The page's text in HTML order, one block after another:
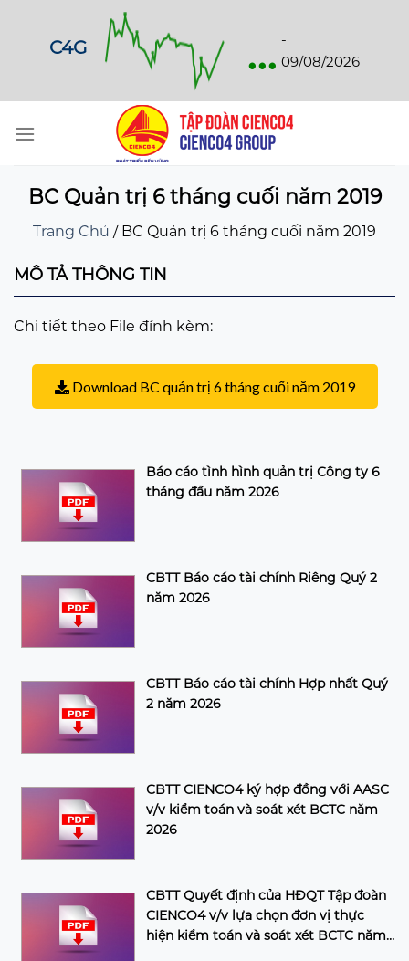
C4G ... -
09/08/2026
BC Quản trị 6 tháng cuối năm 2019
Trang Chủ / BC Quản trị 6 tháng cuối năm 2019
MÔ TẢ THÔNG TIN
Chi tiết theo File đính kèm:
Download BC quản trị 6 tháng cuối năm 2019
Báo cáo tình hình quản trị Công ty 6
tháng đầu năm 2026
CBTT Báo cáo tài chính Riêng Quý 2
năm 2026
CBTT Báo cáo tài chính Hợp nhất Quý
2 năm 2026
CBTT CIENCO4 ký hợp đồng với AASC
v/v kiểm toán và soát xét BCTC năm
2026
CBTT Quyết định của HĐQT Tập đoàn
CIENCO4 v/v lựa chọn đơn vị thực
hiện kiểm toán và soát xét BCTC năm